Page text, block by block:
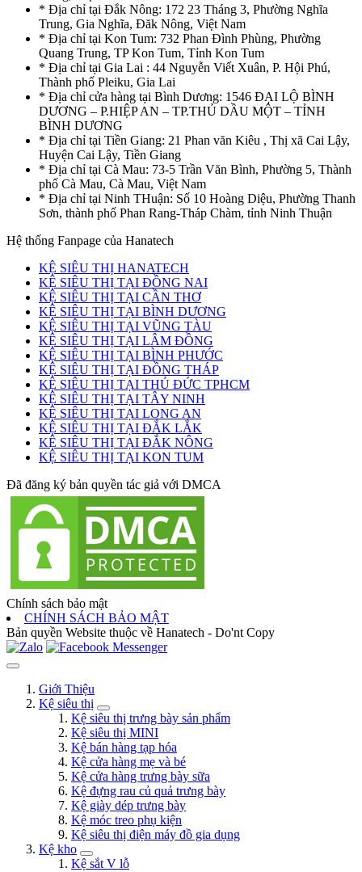
* Địa chỉ tại Đắk Nông: 172 23 Tháng 3, Phường Nghĩa
Trung, Gia Nghĩa, Đăk Nông, Việt Nam
* Địa chỉ tại Kon Tum: 732 Phan Đình Phùng, Phường
Quang Trung, TP Kon Tum, Tỉnh Kon Tum
* Địa chỉ tại Gia Lai : 44 Nguyễn Viết Xuân, P. Hội Phú,
Thành phố Pleiku, Gia Lai
* Địa chỉ cửa hàng tại Bình Dương: 1546 ĐẠI LỘ BÌNH
DƯƠNG – P.HIỆP AN – TP.THỦ DẦU MỘT – TỈNH
BÌNH DƯƠNG
* Địa chỉ tại Tiền Giang: 21 Phan văn Kiêu , Thị xã Cai Lậy,
Huyện Cai Lậy, Tiền Giang
* Địa chỉ tại Cà Mau: 73-5 Trần Văn Bình, Phường 5, Thành
phố Cà Mau, Cà Mau, Việt Nam
* Địa chỉ tại Ninh THuận: Số 10 Hoàng Diệu, Phường Thanh
Sơn, thành phố Phan Rang-Tháp Chàm, tỉnh Ninh Thuận
Hệ thống Fanpage của Hanatech
KỆ SIÊU THỊ HANATECH
KỆ SIÊU THỊ TẠI ĐỒNG NAI
KỆ SIÊU THỊ TẠI CẦN THƠ
KỆ SIÊU THỊ TẠI BÌNH DƯƠNG
KỆ SIÊU THỊ TẠI VŨNG TÀU
KỆ SIÊU THỊ TẠI LÂM ĐỒNG
KỆ SIÊU THỊ TẠI BÌNH PHƯỚC
KỆ SIÊU THỊ TẠI ĐỒNG THÁP
KỆ SIÊU THỊ TẠI THỦ ĐỨC TPHCM
KỆ SIÊU THỊ TẠI TÂY NINH
KỆ SIÊU THỊ TẠI LONG AN
KỆ SIÊU THỊ TẠI ĐẮK LẮK
KỆ SIÊU THỊ TẠI ĐẮK NÔNG
KỆ SIÊU THỊ TẠI KON TUM
Đã đăng ký bản quyền tác giả với DMCA
Chính sách bảo mật
CHÍNH SÁCH BẢO MẬT
Bản quyền Website thuộc về Hanatech - Do'nt Copy
Giới Thiệu
Kệ siêu thị
Kệ siêu thị trưng bày sản phẩm
Kệ siêu thị MINI
Kệ bán hàng tạp hóa
Kệ cửa hàng mẹ và bé
Kệ cửa hàng trưng bày sữa
Kệ đựng rau củ quả trưng bày
Kệ giày dép trưng bày
Kệ móc treo phụ kiện
Kệ siêu thị điện máy đồ gia dụng
Kệ kho
Kệ sắt V lỗ